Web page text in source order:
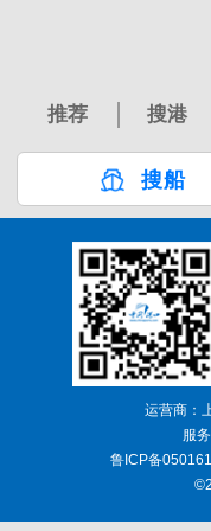
推荐 搜港
搜船
运营商：
服
鲁ICP备